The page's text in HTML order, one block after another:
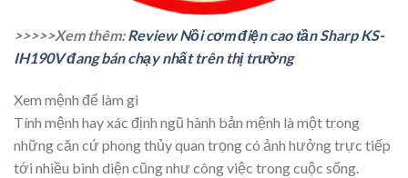
>>>>>Xem thêm:Review Nồi cơm điện cao tần Sharp KS-
IH190V đang bán chạy nhất trên thị trường
Xem mệnh để làm gì
Tính mệnh hay xác định ngũ hành bản mệnh là một trong
những căn cứ phong thủy quan trọng có ảnh hưởng trực tiếp
tới nhiều bình diện cũng như công việc trong cuộc sống.